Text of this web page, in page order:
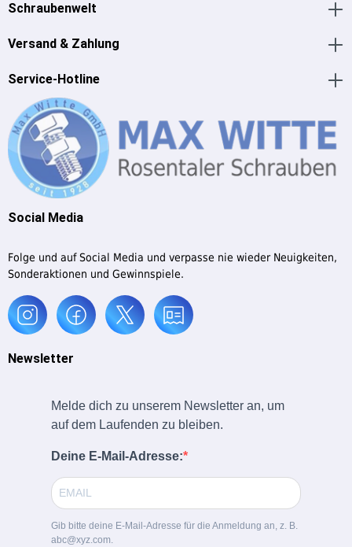
Schraubenwelt
Versand & Zahlung
Service-Hotline
Social Media
Folge und auf Social Media und verpasse nie wieder Neuigkeiten,
Sonderaktionen und Gewinnspiele.
Newsletter
Melde dich zu unserem Newsletter an, um
auf dem Laufenden zu bleiben.
Deine E-Mail-Adresse:
Gib bitte deine E-Mail-Adresse für die Anmeldung an, z. B.
abc@xyz.com.